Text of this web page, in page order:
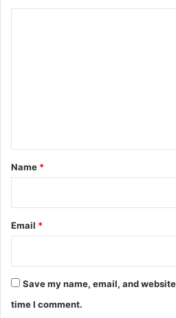
*
Name *
Email *
Save my name, email, and
time I comment.